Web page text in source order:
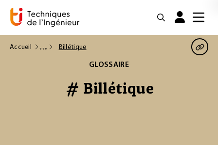
Accueil Billétique
GLOSSAIRE
# Billétique